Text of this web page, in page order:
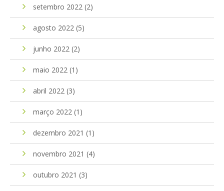
setembro 2022 (2)
agosto 2022 (5)
junho 2022 (2)
maio 2022 (1)
abril 2022 (3)
março 2022 (1)
dezembro 2021 (1)
novembro 2021 (4)
outubro 2021 (3)